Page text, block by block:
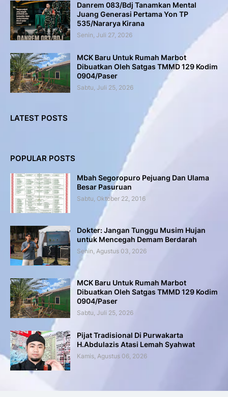
Danrem 083/Bdj Tanamkan Mental
Juang Generasi Pertama Yon TP
535/Nararya Kirana
Senin, Juli 27, 2026
MCK Baru Untuk Rumah Marbot
Dibuatkan Oleh Satgas TMMD 129 Kodim
0904/Paser
Sabtu, Juli 25, 2026
LATEST POSTS
POPULAR POSTS
Mbah Segoropuro Pejuang Dan Ulama
Besar Pasuruan
Sabtu, Oktober 22, 2016
Dokter: Jangan Tunggu Musim Hujan
untuk Mencegah Demam Berdarah
Senin, Agustus 03, 2026
MCK Baru Untuk Rumah Marbot
Dibuatkan Oleh Satgas TMMD 129 Kodim
0904/Paser
Sabtu, Juli 25, 2026
Pijat Tradisional Di Purwakarta
H.Abdulazis Atasi Lemah Syahwat
Kamis, Agustus 06, 2026